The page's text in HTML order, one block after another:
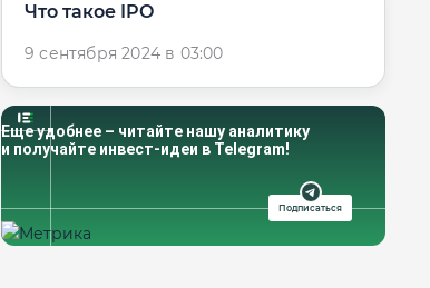
Что такое IPO
9 сентября 2024 в 03:00
Еще удобнее – читайте нашу аналитику
и получайте инвест-идеи в Telegram!
Подписаться